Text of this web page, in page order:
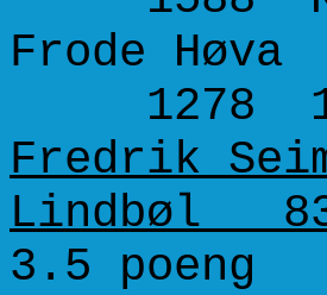
Frode
1278 1
Fredrik
Lindbøl
3.5